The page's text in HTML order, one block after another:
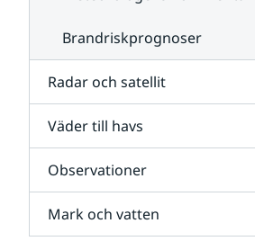
Brandriskprognoser
Radar och satellit
Väder till havs
Observationer
Mark och vatten